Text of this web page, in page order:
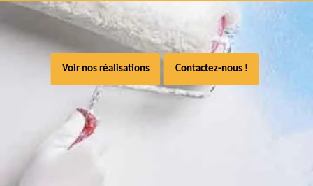
Voir nos réalisations Contactez-nous !